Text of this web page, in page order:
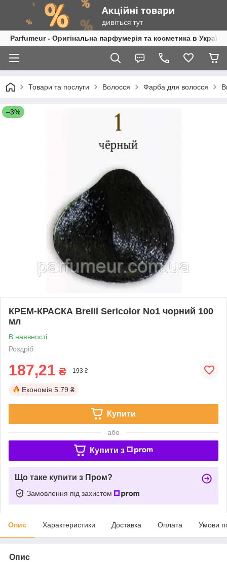
Parfumeur - Оригінальна парфумерія та косметика в Україні
Товари та послуги Волосся Фарба для волосся
–3%
КРЕМ-КРАСКА Brelil Sericolor No1 чорний 100
мл
В наявності
Роздріб
187,21 ₴ 193 ₴
Економія 5.79 ₴
Купити
або
Купити з
Що таке купити з Пром?
Замовлення під захистом
Опис Характеристики Доставка Оплата Умови
Опис